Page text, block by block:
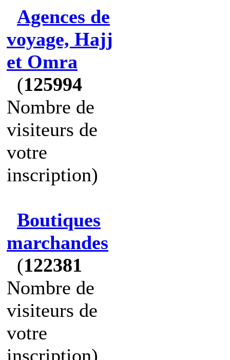
Agences de
voyage, Hajj
et Omra
(125994
Nombre de
visiteurs de
votre
inscription)
Boutiques
marchandes
(122381
Nombre de
visiteurs de
votre
inscription)